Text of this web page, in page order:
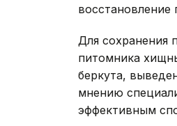
восстановление
Для сохранения
питомника
беркута,
мнению
эффективным